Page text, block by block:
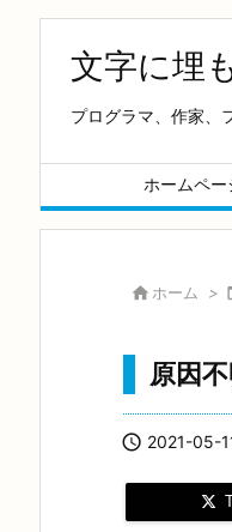
文字に埋
プログラマ、作家、
ホームペー
 ホーム >
原因不
 2021-05-